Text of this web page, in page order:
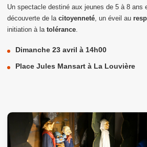
Un spectacle destiné aux jeunes de 5 à 8 ans
découverte de lacitoyenneté , un éveil au
initiation à latolérance
Dimanche 23 avril à 14h00
Place Jules Mansart à La Louvière